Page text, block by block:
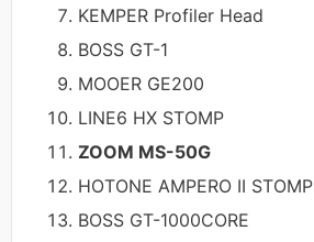
KEMPER Profiler Head
BOSS GT-1
MOOER GE200
LINE6 HX STOMP
ZOOM MS-50G
HOTONE AMPERO II STOMP
BOSS GT-1000CORE